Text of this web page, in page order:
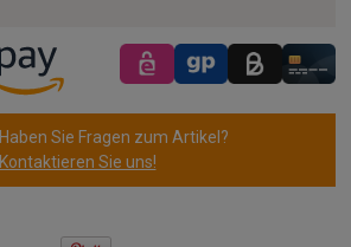
Haben Sie Fragen zum Artikel?
Kontaktieren Sie uns!